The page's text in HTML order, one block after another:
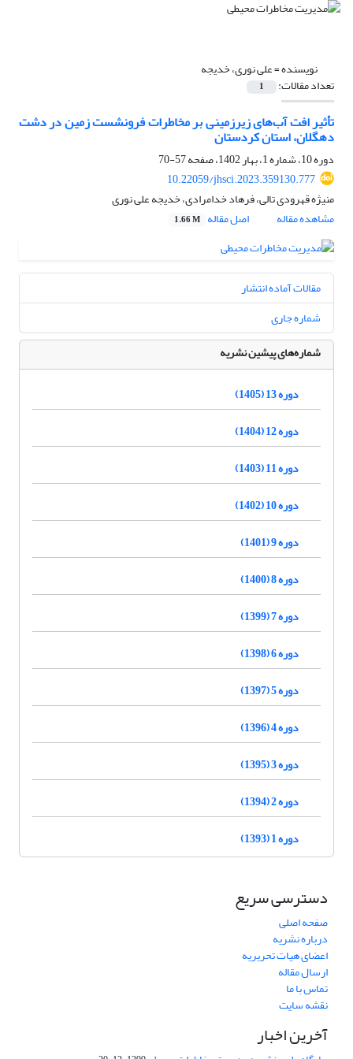
نویسنده =علی نوری، خدیجه
تعداد مقالات: 1
تأثیر افت آب‌های زیرزمینی بر مخاطرات فرونشست زمین در دشت
دهگلان، استان کردستان
دوره 10، شماره 1، بهار 1402، صفحه
57-70
10.22059/jhsci.2023.359130.777
منیژه قهرودی تالی، فرهاد خدامرادی، خدیجه علی نوری
مشاهده مقاله
اصل مقاله 1.66 M
مقالات آماده انتشار
شماره جاری
شماره‌های پیشین نشریه
دوره 13 (1405)
دوره 12 (1404)
دوره 11 (1403)
دوره 10 (1402)
دوره 9 (1401)
دوره 8 (1400)
دوره 7 (1399)
دوره 6 (1398)
دوره 5 (1397)
دوره 4 (1396)
دوره 3 (1395)
دوره 2 (1394)
دوره 1 (1393)
دسترسی سریع
صفحه اصلی
درباره نشریه
اعضای هیات تحریریه
ارسال مقاله
تماس با ما
نقشه سایت
آخرین اخبار